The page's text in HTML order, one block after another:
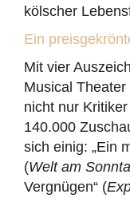
kölscher
Ein
Mit vier
Musical
nicht nur
140.000
sich einig: „Ein
(Welt am
Vergnügen“ (